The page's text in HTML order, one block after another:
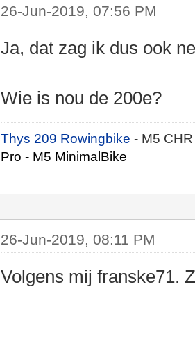
26-Jun-2019, 07:56 PM
Ja, dat zag ik dus ook
Wie is nou de 200e?
Thys 209 Rowingbike- M5
Pro - M5 MinimalBike
26-Jun-2019, 08:11 PM
Volgens mij franske71.